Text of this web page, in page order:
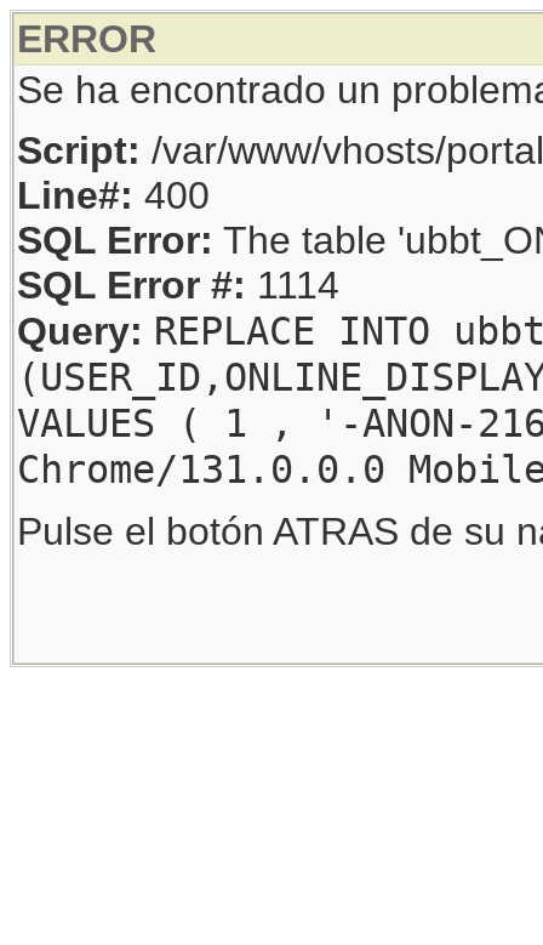
ERROR
Se ha encontrado un
Script: /var/www/vhosts/
Line#: 400
SQL Error: The table
SQL Error #: 1114
Query: REPLACE INTO
VALUES ( 1 , '-
Chrome/131.0.0.0
Pulse el botón ATRAS de su